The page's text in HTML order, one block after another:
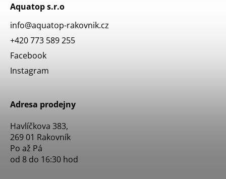
Aquatop s.r.o
info@aquatop-rakovnik.cz
+420 773 589 255
Facebook
Instagram
Adresa prodejny
Havlíčkova 383,
269 01 Rakovník
Po až Pá
od 8 do 16:30 hod